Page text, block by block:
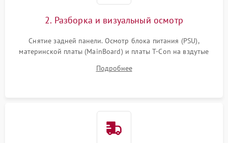
2. Разборка и визуальный осмотр
Снятие задней панели. Осмотр блока питания (PSU),
материнской платы (MainBoard) и платы T-Con на вздутые
Проверка надежности фиксации и целостности шлейфов.
Подробнее